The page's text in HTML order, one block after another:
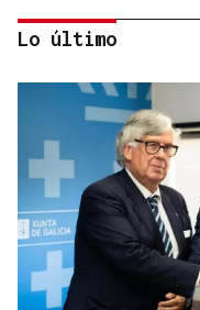
OBITUARIO
Muere a los 50
Lo último